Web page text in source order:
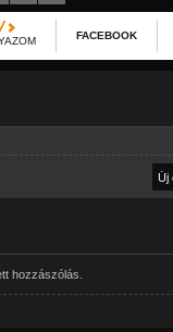
FACEBOOK
hozzászólás.